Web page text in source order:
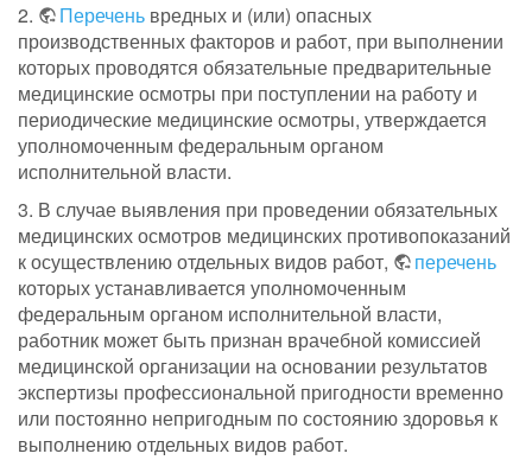
2.
Перечень вредных и (или) опасных
производственных факторов и работ, при выполнении
которых проводятся обязательные предварительные
медицинские осмотры при поступлении на работу и
периодические медицинские осмотры, утверждается
уполномоченным федеральным органом
исполнительной власти.
3. В случае выявления при проведении обязательных
медицинских осмотров медицинских противопоказаний
к осуществлению отдельных видов работ,
перечень
которых устанавливается уполномоченным
федеральным органом исполнительной власти,
работник может быть признан врачебной комиссией
медицинской организации на основании результатов
экспертизы профессиональной пригодности временно
или постоянно непригодным по состоянию здоровья к
выполнению отдельных видов работ.